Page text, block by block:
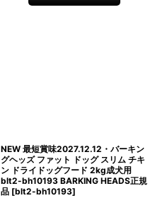
NEW 最短賞味2027.12.12・バーキン
グヘッズ ファット ドッグ スリム チキ
ン ドライドッグフード 2kg成犬用
blt2-bh10193 BARKING HEADS正規
品 [blt2-bh10193]